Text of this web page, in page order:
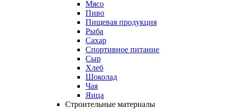
Мясо
Пиво
Пищевая продукция
Рыба
Сахар
Спортивное питание
Сыр
Хлеб
Шоколад
Чая
Яица
Строительные материалы